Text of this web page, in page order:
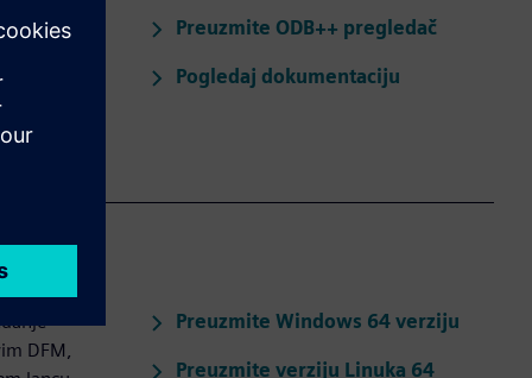
pozicije
može se
Preuzmite ODB++ pregledač
Pogledaj dokumentaciju
DFM,
Preuzmite Windows 64 verziju
Preuzmite verziju Linuka 64